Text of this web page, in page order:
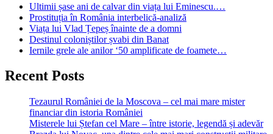
Ultimii șase ani de calvar din viața lui Eminescu.…
Prostituția în România interbelică-analiză
Viața lui Vlad Țepeș înainte de a domni
Destinul coloniștilor șvabi din Banat
Iernile grele ale anilor ‘50 amplificate de foamete…
Recent Posts
Tezaurul României de la Moscova – cel mai mare mister
financiar din istoria României
Misterele lui Ștefan cel Mare – între istorie, legendă și adevăr